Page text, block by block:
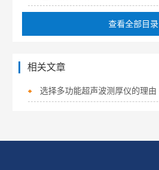
查看全部目录
相关文章
选择多功能超声波测厚仪的理由